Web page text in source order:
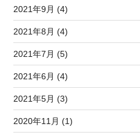
2021年9月 (4)
2021年8月 (4)
2021年7月 (5)
2021年6月 (4)
2021年5月 (3)
2020年11月 (1)